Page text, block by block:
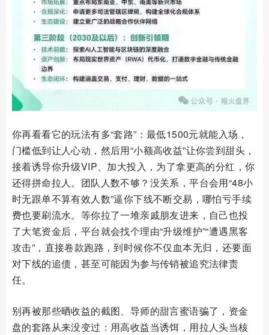
你再看看它的玩法有多“套路”：最低1500元就能入场，
门槛低到让人心动，然后用“小额高收益”让你尝到甜头，
接着诱导你升级VIP、加大投入，为了拿更高的分红，你
还得拼命拉人。团队人数不够？没关系，平台会用“48小
时无跟单不算有效人数”逼你下线不断交易，哪怕亏手续
费也要刷流水。等你拉了一堆亲戚朋友进来，自己也投
了大笔资金后，平台就会找个理由“升级维护”“遭遇黑客
攻击”，直接卷款跑路，到时候你不仅血本无归，还要面
对下线的追债，甚至可能因为参与传销被追究法律责
任。
别再被那些晒收益的截图、导师的甜言蜜语骗了，资金
盘的套路从来没变过：用高收益当诱饵，用拉人头当核